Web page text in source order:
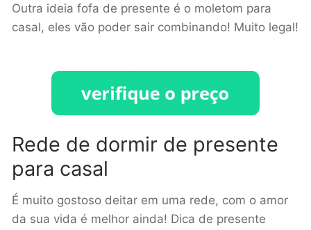
Outra ideia fofa de presente é o moletom para
casal, eles vão poder sair combinando! Muito legal!
Rede de dormir de presente
para casal
É muito gostoso deitar em uma rede, com o amor
da sua vida é melhor ainda! Dica de presente